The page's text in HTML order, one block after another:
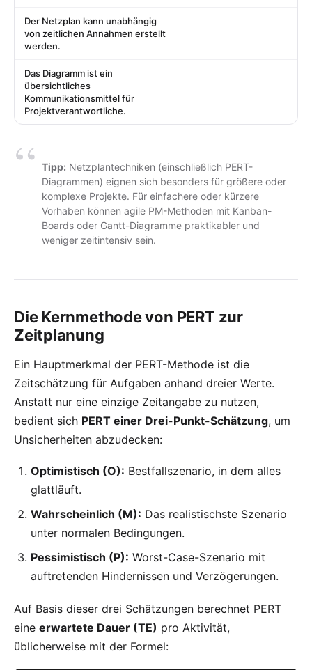
Der Netzplan kann unabhängig
von zeitlichen Annahmen erstellt
werden.
Das Diagramm ist ein
übersichtliches
Kommunikationsmittel für
Projektverantwortliche.
Tipp: Netzplantechniken (einschließlich PERT-
Diagrammen) eignen sich besonders für größere oder
komplexe Projekte. Für einfachere oder kürzere
Vorhaben können agile PM-Methoden mit Kanban-
Boards oder Gantt-Diagramme praktikabler und
weniger zeitintensiv sein.
Die Kernmethode von PERT zur
Zeitplanung
Ein Hauptmerkmal der PERT-Methode ist die
Zeitschätzung für Aufgaben anhand dreier Werte.
Anstatt nur eine einzige Zeitangabe zu nutzen,
bedient sich PERT einer Drei-Punkt-Schätzung, um
Unsicherheiten abzudecken:
Optimistisch (O): Bestfallszenario, in dem alles
glattläuft.
Wahrscheinlich (M): Das realistischste Szenario
unter normalen Bedingungen.
Pessimistisch (P): Worst-Case-Szenario mit
auftretenden Hindernissen und Verzögerungen.
Auf Basis dieser drei Schätzungen berechnet PERT
eine erwartete Dauer (TE) pro Aktivität,
üblicherweise mit der Formel: